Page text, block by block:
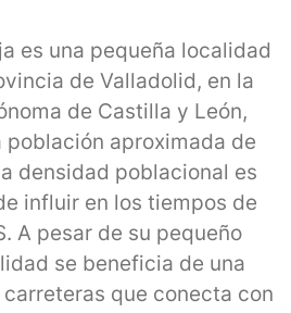
es una pequeña localidad
de Valladolid, en la
de Castilla y León,
población aproximada de
densidad poblacional es
influir en los tiempos de
A pesar de su pequeño
se beneficia de una
que conecta con